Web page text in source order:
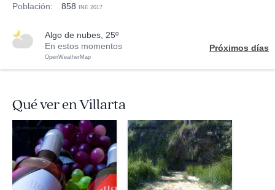
Población: 858 INE 2017
algo de nubes, 25º
En estos momentos
OpenWeatherMap
Próximos días
Qué ver en Villarta
Bodegas Villavid panoramio